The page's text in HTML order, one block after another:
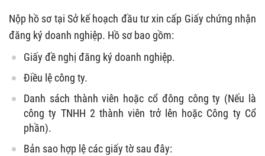
Nộp hồ sơ tại Sở kế hoạch đầu tư xin cấp Giấy chứng nhận
đăng ký doanh nghiệp. Hồ sơ bao gồm:
Giấy đề nghị đăng ký doanh nghiệp.
Điều lệ công ty.
Danh sách thành viên hoặc cổ đông công ty (Nếu là
công ty TNHH 2 thành viên trở lên hoặc Công ty Cổ
phần).
Bản sao hợp lệ các giấy tờ sau đây: